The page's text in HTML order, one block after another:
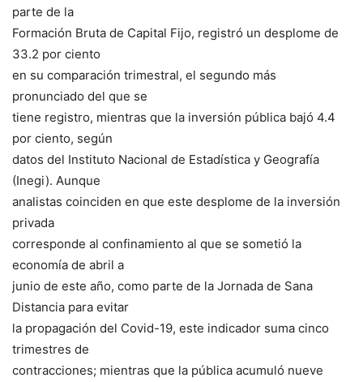
parte de la
Formación Bruta de Capital Fijo, registró un desplome de
33.2 por ciento
en su comparación trimestral, el segundo más
pronunciado del que se
tiene registro, mientras que la inversión pública bajó 4.4
por ciento, según
datos del Instituto Nacional de Estadística y Geografía
(Inegi). Aunque
analistas coinciden en que este desplome de la inversión
privada
corresponde al confinamiento al que se sometió la
economía de abril a
junio de este año, como parte de la Jornada de Sana
Distancia para evitar
la propagación del Covid-19, este indicador suma cinco
trimestres de
contracciones; mientras que la pública acumuló nueve